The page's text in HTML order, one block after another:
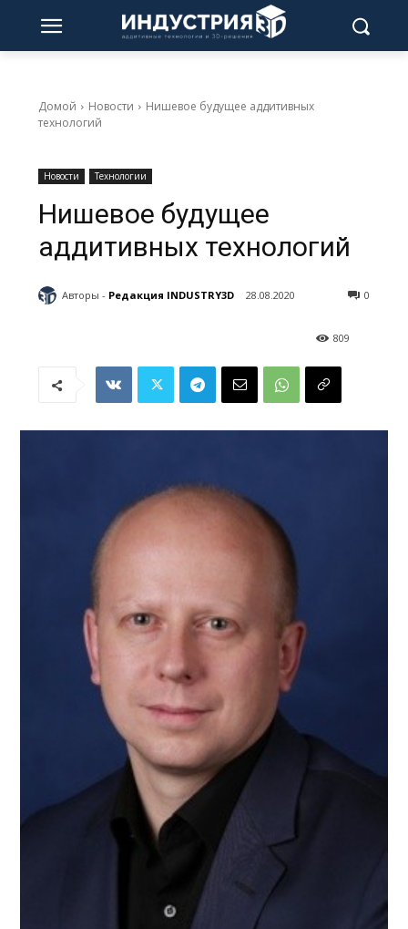
Домой Новости
Нишевое будущее аддитивных
технологий
Новости Технологии
Нишевое будущее
аддитивных технологий
Авторы - Редакция INDUSTRY3D 28.08.2020 0
809